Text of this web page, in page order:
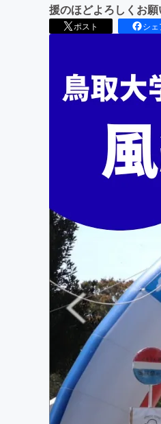
援のほどよろしくお願
ポスト シェ